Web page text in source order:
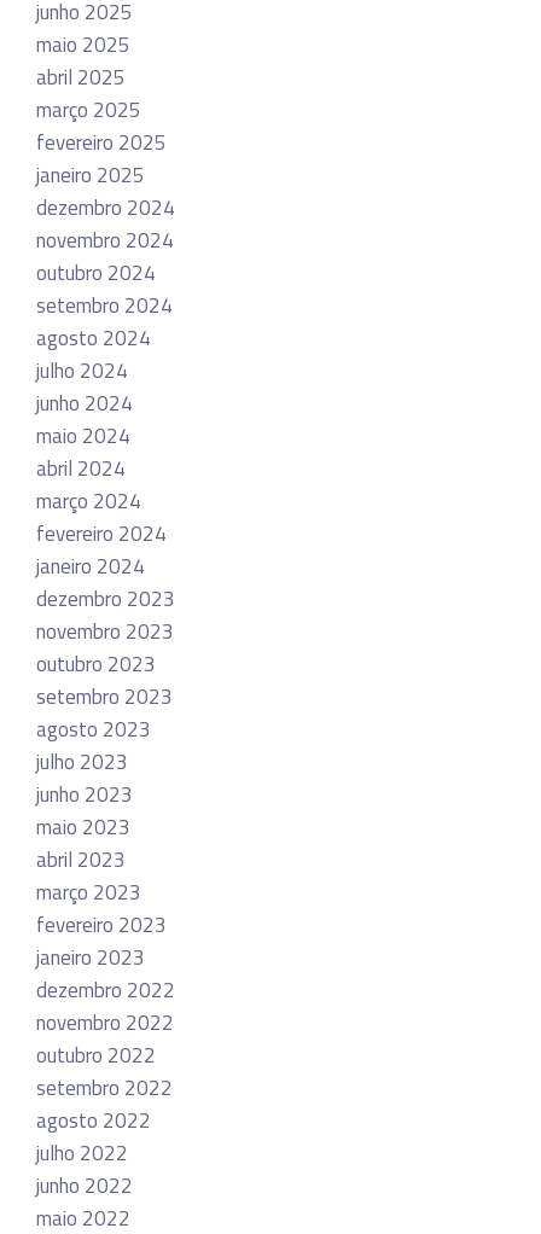
junho 2025
maio 2025
abril 2025
março 2025
fevereiro 2025
janeiro 2025
dezembro 2024
novembro 2024
outubro 2024
setembro 2024
agosto 2024
julho 2024
junho 2024
maio 2024
abril 2024
março 2024
fevereiro 2024
janeiro 2024
dezembro 2023
novembro 2023
outubro 2023
setembro 2023
agosto 2023
julho 2023
junho 2023
maio 2023
abril 2023
março 2023
fevereiro 2023
janeiro 2023
dezembro 2022
novembro 2022
outubro 2022
setembro 2022
agosto 2022
julho 2022
junho 2022
maio 2022